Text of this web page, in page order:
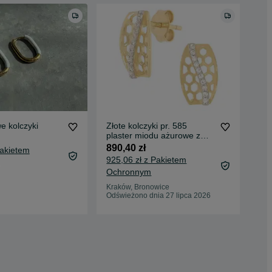
kolczyki
Złote kolczyki pr. 585
plaster miodu ażurowe z
cyrkoniami sztyft ZA158
890,40 zł
925,06 zł z Pakietem
Ochronnym
Kraków, Bronowice
Odświeżono dnia 27 lipca 2026